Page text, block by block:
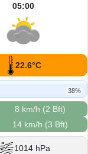
05:00
22.6°C
38%
8 km/h (2 Bft)
14 km/h (3 Bft)
1014 hPa